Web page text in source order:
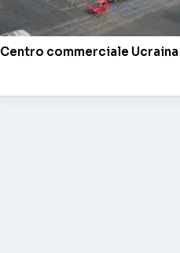
Centro commerciale Ucraina